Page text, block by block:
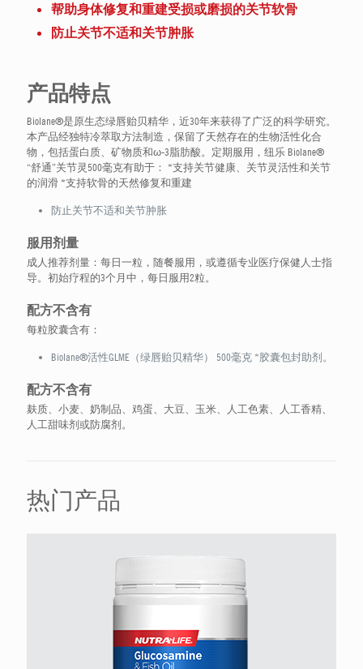
帮助身体修复和重建受损或磨损的关节软骨
防止关节不适和关节肿胀
产品特点
Biolane®是原生态绿唇贻贝精华，近30年来获得了广泛的科学研究。
本产品经独特冷萃取方法制造，保留了天然存在的生物活性化合
物，包括蛋白质、矿物质和ω-3脂肪酸。定期服用，纽乐 Biolane®
“舒通”关节灵500毫克有助于： *支持关节健康、关节灵活性和关节
的润滑 *支持软骨的天然修复和重建
防止关节不适和关节肿胀
服用剂量
成人推荐剂量：每日一粒，随餐服用，或遵循专业医疗保健人士指
导。初始疗程的3个月中，每日服用2粒。
配方不含有
每粒胶囊含有：
Biolane®活性GLME（绿唇贻贝精华） 500毫克 *胶囊包封助剂。
配方不含有
麸质、小麦、奶制品、鸡蛋、大豆、玉米、人工色素、人工香精、
人工甜味剂或防腐剂。
热门产品